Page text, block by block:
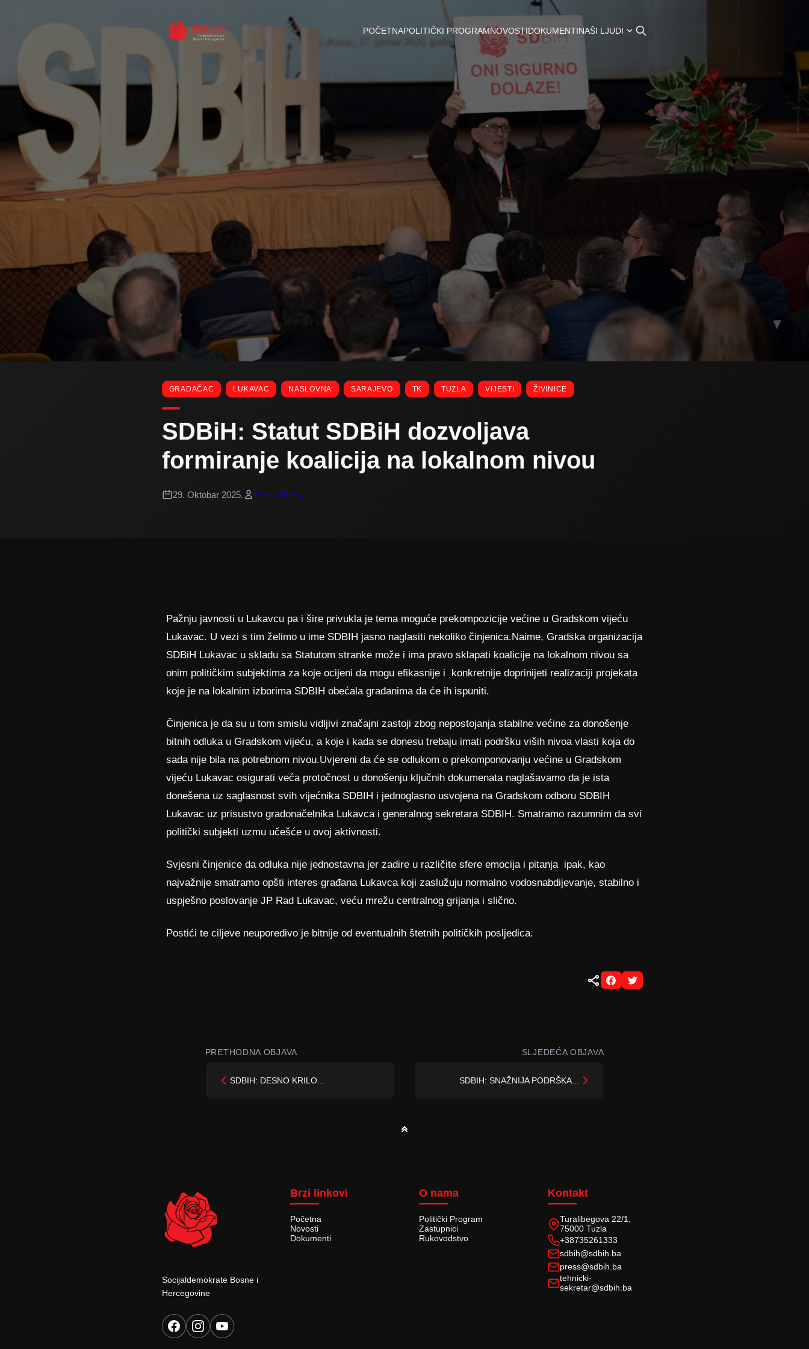
POČETNAPOLITIČKI PROGRAMNOVOSTIDOKUMENTINAŠI LJUDI
GRADAČAC LUKAVAC NASLOVNA SARAJEVO TK TUZLA VIJESTI ŽIVINICE
SDBiH: Statut SDBiH dozvoljava
formiranje koalicija na lokalnom nivou
29. Oktobar 2025. Press Press
Pažnju javnosti u Lukavcu pa i šire privukla je tema moguće prekompozicije većine u Gradskom vijeću
Lukavac. U vezi s tim želimo u ime SDBIH jasno naglasiti nekoliko činjenica.Naime, Gradska organizacija
SDBiH Lukavac u skladu sa Statutom stranke može i ima pravo sklapati koalicije na lokalnom nivou sa
onim političkim subjektima za koje ocijeni da mogu efikasnije i konkretnije doprinijeti realizaciji projekata
koje je na lokalnim izborima SDBIH obećala građanima da će ih ispuniti.
Činjenica je da su u tom smislu vidljivi značajni zastoji zbog nepostojanja stabilne većine za donošenje
bitnih odluka u Gradskom vijeću, a koje i kada se donesu trebaju imati podršku viših nivoa vlasti koja do
sada nije bila na potrebnom nivou.Uvjereni da će se odlukom o prekomponovanju većine u Gradskom
vijeću Lukavac osigurati veća protočnost u donošenju ključnih dokumenata naglašavamo da je ista
donešena uz saglasnost svih vijećnika SDBIH i jednoglasno usvojena na Gradskom odboru SDBIH
Lukavac uz prisustvo gradonačelnika Lukavca i generalnog sekretara SDBIH. Smatramo razumnim da svi
politički subjekti uzmu učešće u ovoj aktivnosti.
Svjesni činjenice da odluka nije jednostavna jer zadire u različite sfere emocija i pitanja ipak, kao
najvažnije smatramo opšti interes građana Lukavca koji zaslužuju normalno vodosnabdijevanje, stabilno i
uspješno poslovanje JP Rad Lukavac, veću mrežu centralnog grijanja i slično.
Postići te ciljeve neuporedivo je bitnije od eventualnih štetnih političkih posljedica.
PRETHODNA OBJAVA
SDBIH: DESNO KRILO...
SLJEDEĆA OBJAVA
SDBIH: SNAŽNIJA PODRŠKA...
Socijaldemokrate Bosne i
Hercegovine
Brzi linkovi
Početna
Novosti
Dokumenti
O nama
Politički Program
Zastupnici
Rukovodstvo
Kontakt
Turalibegova 22/1,
75000 Tuzla
+38735261333
sdbih@sdbih.ba
press@sdbih.ba
tehnicki-
sekretar@sdbih.ba